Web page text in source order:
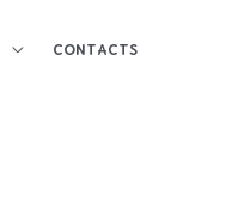
CONTACTS